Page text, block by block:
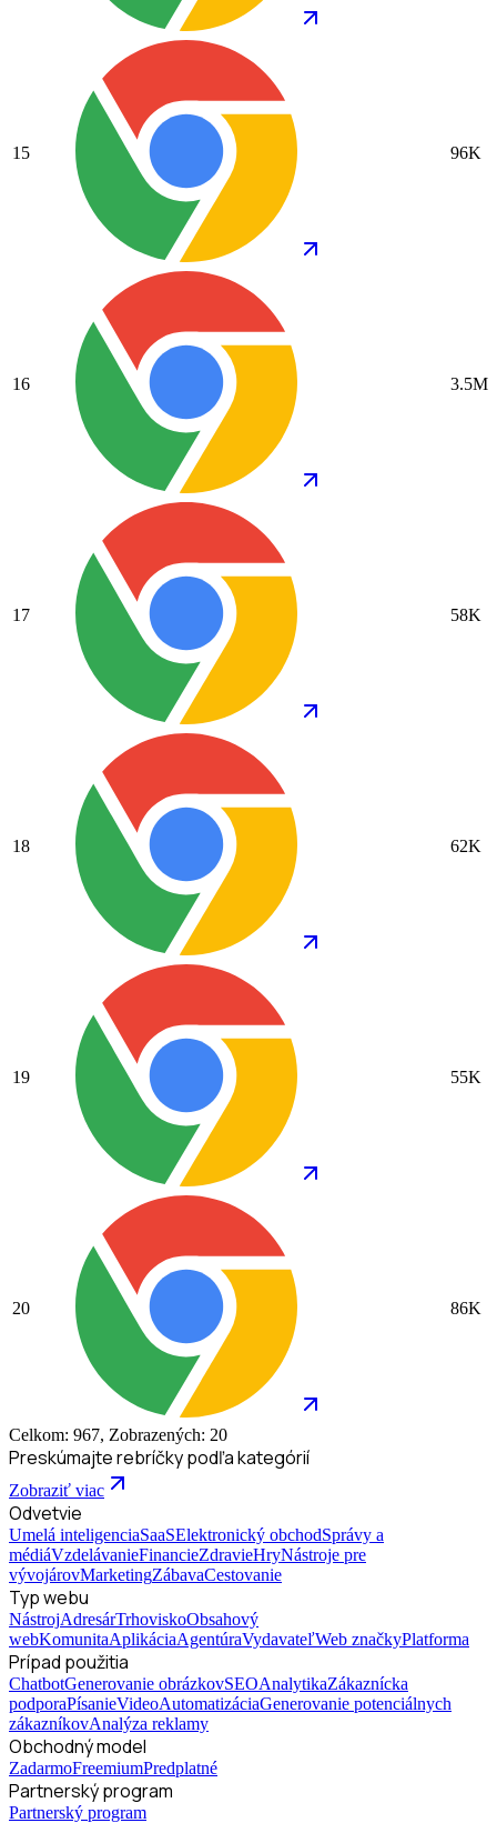
15 96K
16 3.5M
17 58K
18 62K
19 55K
20 86K
Celkom: 967, Zobrazených: 20
Preskúmajte rebríčky podľa kategórií
Zobraziť viac
Odvetvie
Umelá inteligenciaSaaSElektronický obchodSprávy a
médiáVzdelávanieFinancieZdravieHryNástroje pre
vývojárovMarketingZábavaCestovanie
Typ webu
NástrojAdresárTrhoviskoObsahový
webKomunitaAplikáciaAgentúraVydavateľWeb značkyPlatforma
Prípad použitia
ChatbotGenerovanie obrázkovSEOAnalytikaZákaznícka
podporaPísanieVideoAutomatizáciaGenerovanie potenciálnych
zákazníkovAnalýza reklamy
Obchodný model
ZadarmoFreemiumPredplatné
Partnerský program
Partnerský program